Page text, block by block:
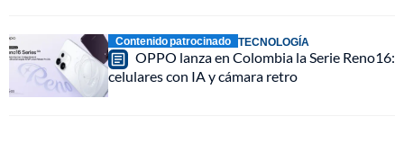
Contenido patrocinado TECNOLOGÍA
OPPO lanza en Colombia la Serie Reno16:
celulares con IA y cámara retro